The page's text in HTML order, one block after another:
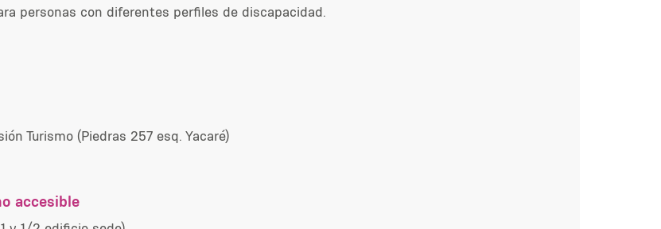
personas con diferentes perfiles de discapacidad.
Turismo (Piedras 257 esq. Yacaré)
accesible